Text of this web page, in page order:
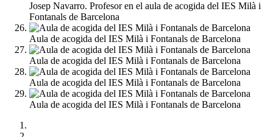
Josep Navarro. Profesor en el aula de acogida del IES Milà i
Fontanals de Barcelona
Aula de acogida del IES Milà i Fontanals de Barcelona
Aula de acogida del IES Milà i Fontanals de Barcelona
Aula de acogida del IES Milà i Fontanals de Barcelona
Aula de acogida del IES Milà i Fontanals de Barcelona